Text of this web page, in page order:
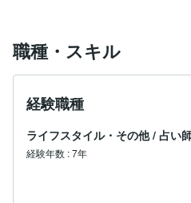
職種・スキル
経験職種
ライフスタイル・その他 / 占い
経験年数 :7年